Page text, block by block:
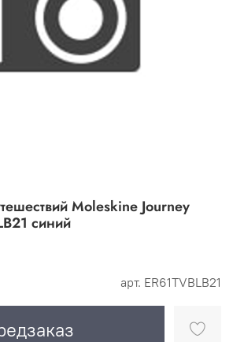
арт. ER61TVBLB21
Moleskine Journey
синий